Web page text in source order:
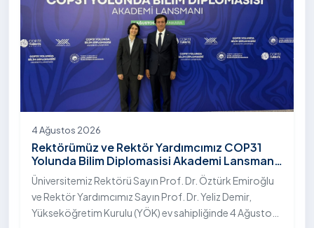
4 Ağustos 2026
Rektörümüz ve Rektör Yardımcımız COP31
Yolunda Bilim Diplomasisi Akademi Lansmanı
Toplantısına Katıldı
Üniversitemiz Rektörü Sayın Prof. Dr. Öztürk Emiroğlu
ve Rektör Yardımcımız Sayın Prof. Dr. Yeliz Demir,
Yükseköğretim Kurulu (YÖK) ev sahipliğinde 4 Ağustos